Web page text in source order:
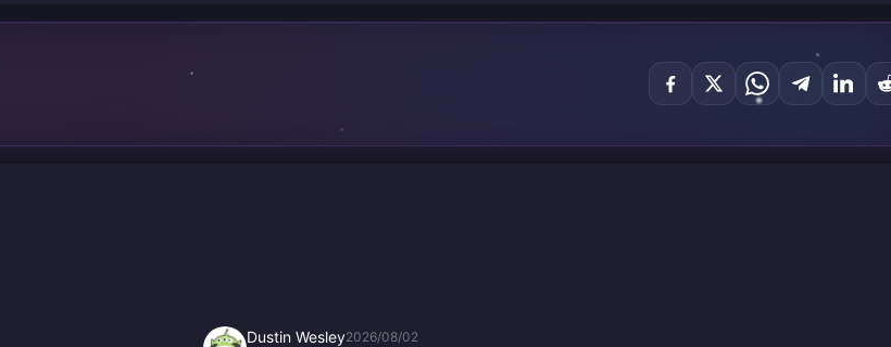
Dustin Wesley2026/08/02